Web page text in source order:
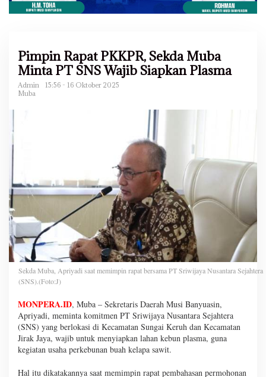
Pimpin Rapat PKKPR, Sekda Muba
Minta PT SNS Wajib Siapkan Plasma
Admin
15:56 - 16 Oktober 2025
Muba
Sekda Muba, Apriyadi saat memimpin rapat bersama PT Sriwijaya Nusantara Sejahtera
(SNS).(Foto:J)
MONPERA.ID, Muba – Sekretaris Daerah Musi Banyuasin,
Apriyadi, meminta komitmen PT Sriwijaya Nusantara Sejahtera
(SNS) yang berlokasi di Kecamatan Sungai Keruh dan Kecamatan
Jirak Jaya, wajib untuk menyiapkan lahan kebun plasma, guna
kegiatan usaha perkebunan buah kelapa sawit.
Hal itu dikatakannya saat memimpin rapat pembahasan permohonan